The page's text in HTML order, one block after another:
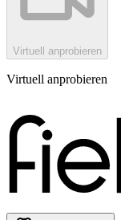
Virtuell anprobieren
Virtuell anprobieren